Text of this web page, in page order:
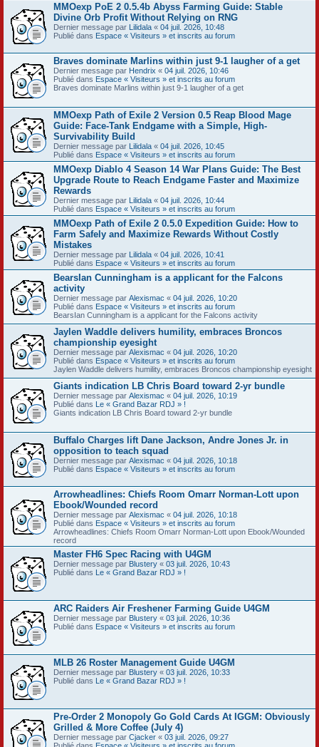
MMOexp PoE 2 0.5.4b Abyss Farming Guide: Stable
Divine Orb Profit Without Relying on RNG
Dernier message par Lilidala « 04 juil. 2026, 10:48
Publié dans Espace « Visiteurs » et inscrits au forum
Braves dominate Marlins within just 9-1 laugher of a get
Dernier message par Hendrix « 04 juil. 2026, 10:46
Publié dans Espace « Visiteurs » et inscrits au forum
Braves dominate Marlins within just 9-1 laugher of a get
MMOexp Path of Exile 2 Version 0.5 Reap Blood Mage
Guide: Face-Tank Endgame with a Simple, High-
Survivability Build
Dernier message par Lilidala « 04 juil. 2026, 10:45
Publié dans Espace « Visiteurs » et inscrits au forum
MMOexp Diablo 4 Season 14 War Plans Guide: The Best
Upgrade Route to Reach Endgame Faster and Maximize
Rewards
Dernier message par Lilidala « 04 juil. 2026, 10:44
Publié dans Espace « Visiteurs » et inscrits au forum
MMOexp Path of Exile 2 0.5.0 Expedition Guide: How to
Farm Safely and Maximize Rewards Without Costly
Mistakes
Dernier message par Lilidala « 04 juil. 2026, 10:41
Publié dans Espace « Visiteurs » et inscrits au forum
BearsIan Cunningham is a applicant for the Falcons
activity
Dernier message par Alexismac « 04 juil. 2026, 10:20
Publié dans Espace « Visiteurs » et inscrits au forum
BearsIan Cunningham is a applicant for the Falcons activity
Jaylen Waddle delivers humility, embraces Broncos
championship eyesight
Dernier message par Alexismac « 04 juil. 2026, 10:20
Publié dans Espace « Visiteurs » et inscrits au forum
Jaylen Waddle delivers humility, embraces Broncos championship eyesight
Giants indication LB Chris Board toward 2-yr bundle
Dernier message par Alexismac « 04 juil. 2026, 10:19
Publié dans Le « Grand Bazar RDJ » !
Giants indication LB Chris Board toward 2-yr bundle
Buffalo Charges lift Dane Jackson, Andre Jones Jr. in
opposition to teach squad
Dernier message par Alexismac « 04 juil. 2026, 10:18
Publié dans Espace « Visiteurs » et inscrits au forum
Arrowheadlines: Chiefs Room Omarr Norman-Lott upon
Ebook/Wounded record
Dernier message par Alexismac « 04 juil. 2026, 10:18
Publié dans Espace « Visiteurs » et inscrits au forum
Arrowheadlines: Chiefs Room Omarr Norman-Lott upon Ebook/Wounded
record
Master FH6 Spec Racing with U4GM
Dernier message par Blustery « 03 juil. 2026, 10:43
Publié dans Le « Grand Bazar RDJ » !
ARC Raiders Air Freshener Farming Guide U4GM
Dernier message par Blustery « 03 juil. 2026, 10:36
Publié dans Espace « Visiteurs » et inscrits au forum
MLB 26 Roster Management Guide U4GM
Dernier message par Blustery « 03 juil. 2026, 10:33
Publié dans Le « Grand Bazar RDJ » !
Pre-Order 2 Monopoly Go Gold Cards At IGGM: Obviously
Grilled & More Coffee (July 4)
Dernier message par Cjacker « 03 juil. 2026, 09:27
Publié dans Espace « Visiteurs » et inscrits au forum